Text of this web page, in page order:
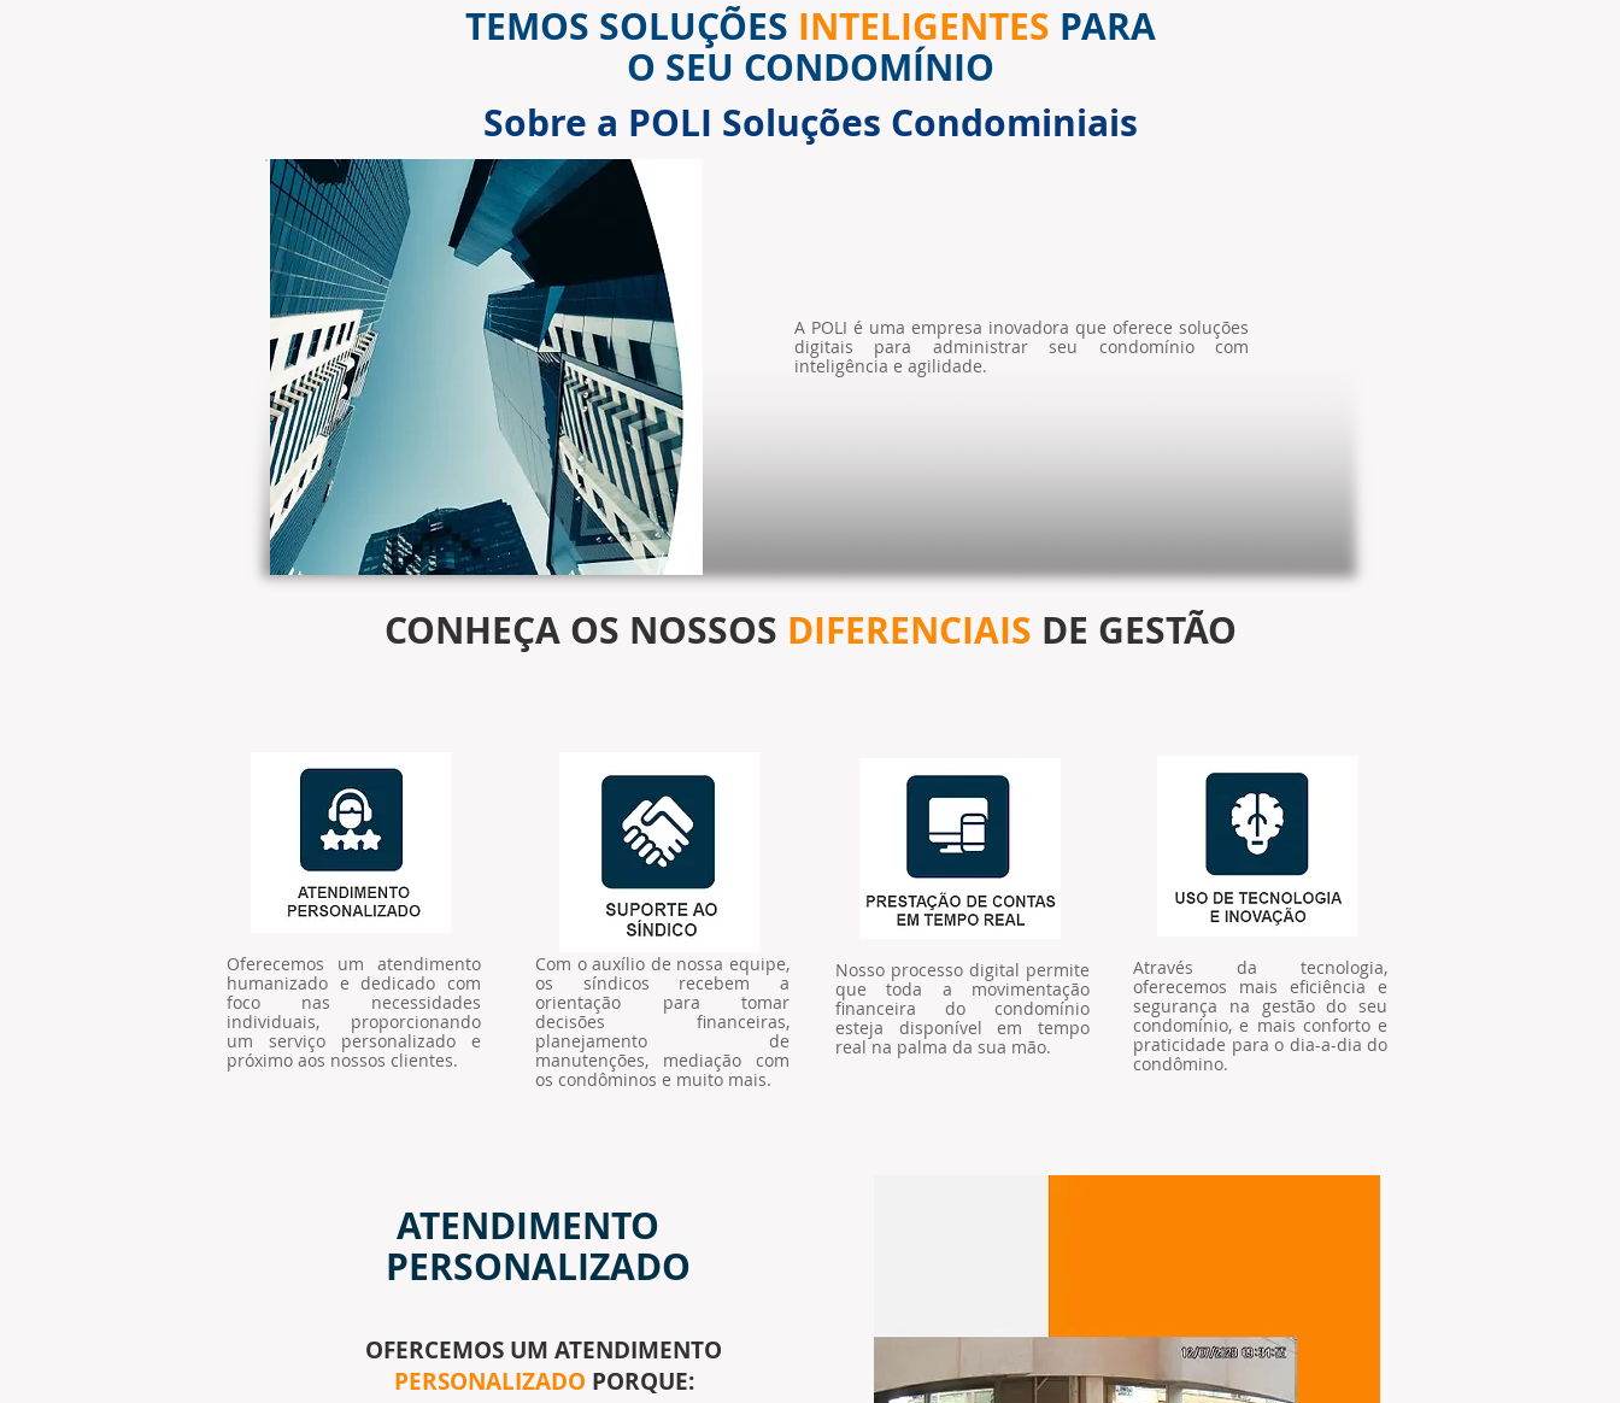
TEMOS SOLUÇÕES INTELIGENTES PARA
O SEU CONDOMÍNIO
Sobre a POLI Soluções Condominiais
A POLI é uma empresa inovadora que oferece soluções
digitais para administrar seu condomínio com
inteligência e agilidade.
CONHEÇA OS NOSSOS DIFERENCIAIS DE GESTÃO
Oferecemos um atendimento
humanizado e dedicado com
foco nas necessidades
individuais, proporcionando
um serviço personalizado e
próximo aos nossos clientes.
Com o auxílio de nossa equipe,
os síndicos recebem a
orientação para tomar
decisões financeiras,
planejamento de
manutenções, mediação com
os condôminos e muito mais.
Nosso processo digital permite
que toda a movimentação
financeira do condomínio
esteja disponível em tempo
real na palma da sua mão.
Através da tecnologia,
oferecemos mais eficiência e
segurança na gestão do seu
condomínio, e mais conforto e
praticidade para o dia-a-dia do
condômino.
ATENDIMENTO
PERSONALIZADO
OFERCEMOS UM ATENDIMENTO
PERSONALIZADO PORQUE: